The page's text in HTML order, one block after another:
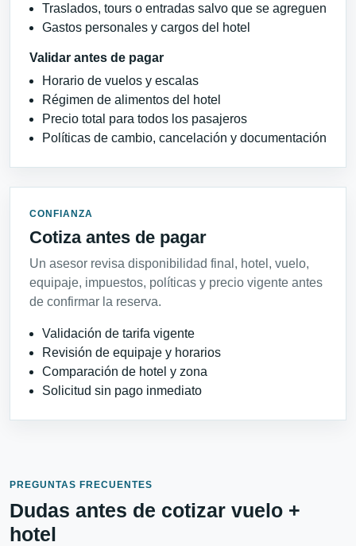
Traslados, tours o entradas salvo que se agreguen
Gastos personales y cargos del hotel
Validar antes de pagar
Horario de vuelos y escalas
Régimen de alimentos del hotel
Precio total para todos los pasajeros
Políticas de cambio, cancelación y documentación
CONFIANZA
Cotiza antes de pagar
Un asesor revisa disponibilidad final, hotel, vuelo,
equipaje, impuestos, políticas y precio vigente antes
de confirmar la reserva.
Validación de tarifa vigente
Revisión de equipaje y horarios
Comparación de hotel y zona
Solicitud sin pago inmediato
PREGUNTAS FRECUENTES
Dudas antes de cotizar vuelo +
hotel